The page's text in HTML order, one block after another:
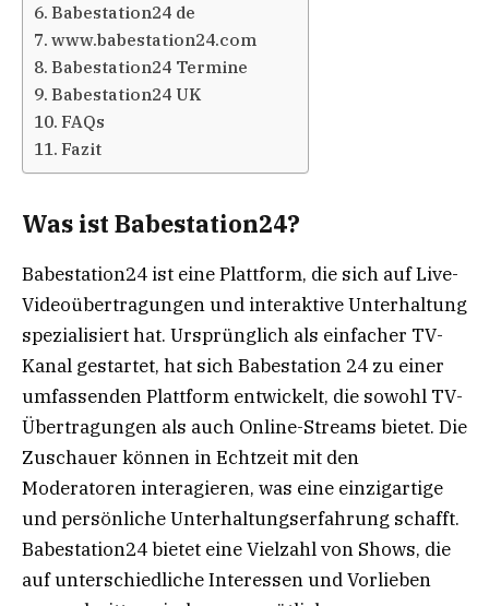
Babestation24 de
www.babestation24.com
Babestation24 Termine
Babestation24 UK
FAQs
Fazit
Was ist Babestation24?
Babestation24 ist eine Plattform, die sich auf Live-
Videoübertragungen und interaktive Unterhaltung
spezialisiert hat. Ursprünglich als einfacher TV-
Kanal gestartet, hat sich Babestation 24 zu einer
umfassenden Plattform entwickelt, die sowohl TV-
Übertragungen als auch Online-Streams bietet. Die
Zuschauer können in Echtzeit mit den
Moderatoren interagieren, was eine einzigartige
und persönliche Unterhaltungserfahrung schafft.
Babestation24 bietet eine Vielzahl von Shows, die
auf unterschiedliche Interessen und Vorlieben